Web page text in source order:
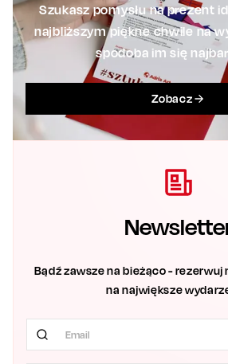
Szukasz pomysłu na prezent
najbliższym piękne chwile na
spodoba im się
Zobacz
Bądź zawsze na bieżąco - rezerwuj
na największe